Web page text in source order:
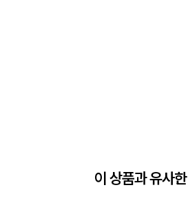
이 상품과 유사한